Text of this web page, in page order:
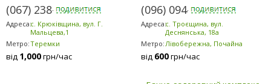
(067) 238-8080
Адреса:с. Крюківщина, вул. Г.
Мальцева,1
Метро:Теремки
від 1,000грн/час
(096) 094-5294
Адреса:с. Троєщина, вул.
Деснянська, 18а
Метро: Лівобережна, Почайна
від 600грн/час